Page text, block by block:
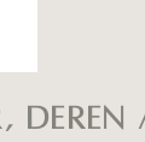
deren